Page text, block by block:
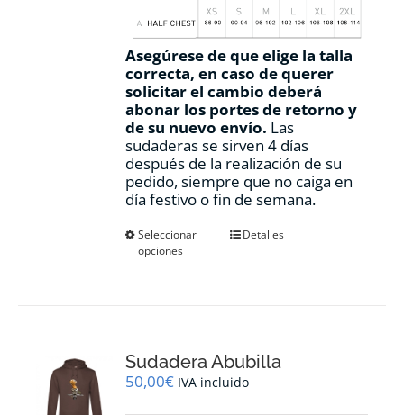
Asegúrese de que elige la talla
correcta, en caso de querer
solicitar el cambio deberá
abonar los portes de retorno y
de su nuevo envío. Las
sudaderas se sirven 4 días
después de la realización de su
pedido, siempre que no caiga en
día festivo o fin de semana.
Seleccionar
opciones
Este
se
pueden
Detalles
Sudadera Abubilla
50,00€ IVA incluido